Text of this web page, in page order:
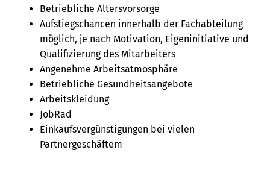
Betriebliche Altersvorsorge
Aufstiegschancen innerhalb der Fachabteilung
möglich, je nach Motivation, Eigeninitiative und
Qualifizierung des Mitarbeiters
Angenehme Arbeitsatmosphäre
Betriebliche Gesundheitsangebote
Arbeitskleidung
JobRad
Einkaufsvergünstigungen bei vielen
Partnergeschäftem